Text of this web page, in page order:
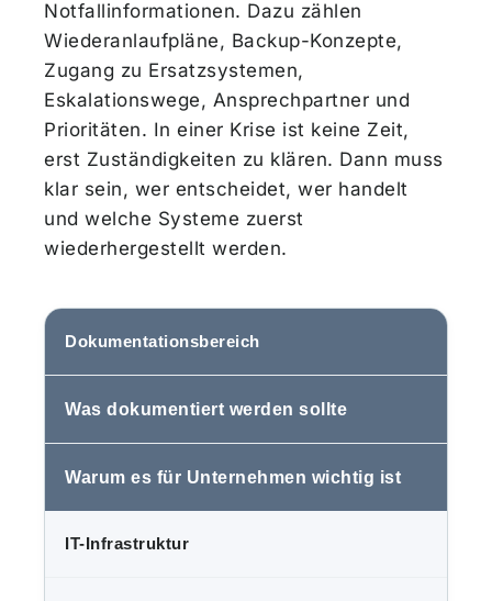
Notfallinformationen. Dazu zählen
Wiederanlaufpläne, Backup-Konzepte,
Zugang zu Ersatzsystemen,
Eskalationswege, Ansprechpartner und
Prioritäten. In einer Krise ist keine Zeit,
erst Zuständigkeiten zu klären. Dann muss
klar sein, wer entscheidet, wer handelt
und welche Systeme zuerst
wiederhergestellt werden.
Dokumentationsbereich
Was dokumentiert werden sollte
Warum es für Unternehmen wichtig ist
IT-Infrastruktur